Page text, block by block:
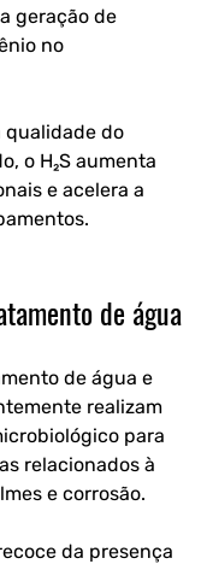
geração de
no
qualidade do
o H₂S aumenta
e acelera a
de água
de água e
realizam
para
relacionados à
e corrosão.
da presença